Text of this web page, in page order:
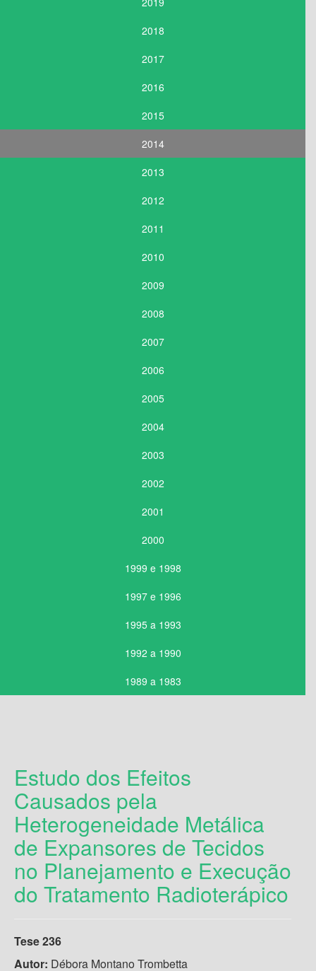
2018
2017
2016
2015
2014
2013
2012
2011
2010
2009
2008
2007
2006
2005
2004
2003
2002
2001
2000
1999 e 1998
1997 e 1996
1995 a 1993
1992 a 1990
1989 a 1983
Estudo dos Efeitos
Causados pela
Heterogeneidade Metálica
de Expansores de Tecidos
no Planejamento e Execução
do Tratamento Radioterápico
Tese 236
Autor: Débora Montano Trombetta